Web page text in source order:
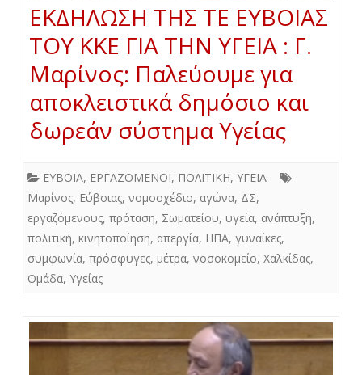
ΕΚΔΗΛΩΣΗ ΤΗΣ ΤΕ ΕΥΒΟΙΑΣ
ΤΟΥ ΚΚΕ ΓΙΑ ΤΗΝ ΥΓΕΙΑ : Γ.
Μαρίνος: Παλεύουμε για
αποκλειστικά δημόσιο και
δωρεάν σύστημα Υγείας
ΕΥΒΟΙΑ, ΕΡΓΑΖΟΜΕΝΟΙ, ΠΟΛΙΤΙΚΗ, ΥΓΕΙΑ
Μαρίνος, Εύβοιας, νομοσχέδιο, αγώνα, ΔΣ,
εργαζόμενους, πρόταση, Σωματείου, υγεία, ανάπτυξη,
πολιτική, κινητοποίηση, απεργία, ΗΠΑ, γυναίκες,
συμφωνία, πρόσφυγες, μέτρα, νοσοκομείο, Χαλκίδας,
Ομάδα, Υγείας